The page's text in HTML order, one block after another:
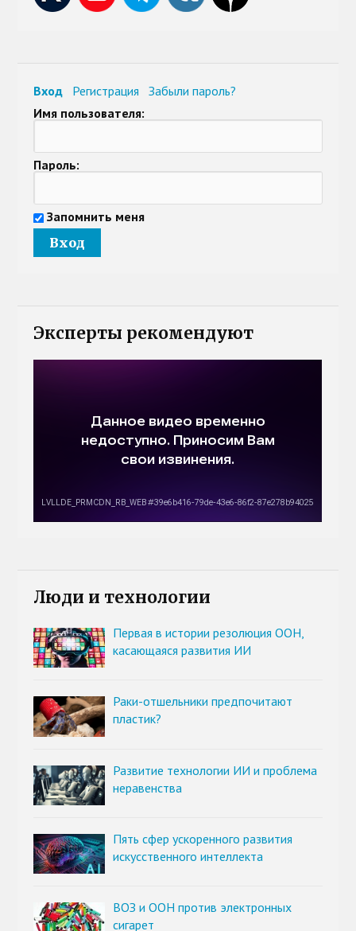
Вход Регистрация
Забыли пароль?
Имя пользователя:
Пароль:
Запомнить меня
Эксперты рекомендуют
Люди и технологии
Первая в истории резолюция ООН,
касающаяся развития ИИ
Раки-отшельники предпочитают
пластик?
Развитие технологии ИИ и проблема
неравенства
Пять сфер ускоренного развития
искусственного интеллекта
ВОЗ и ООН против электронных
сигарет